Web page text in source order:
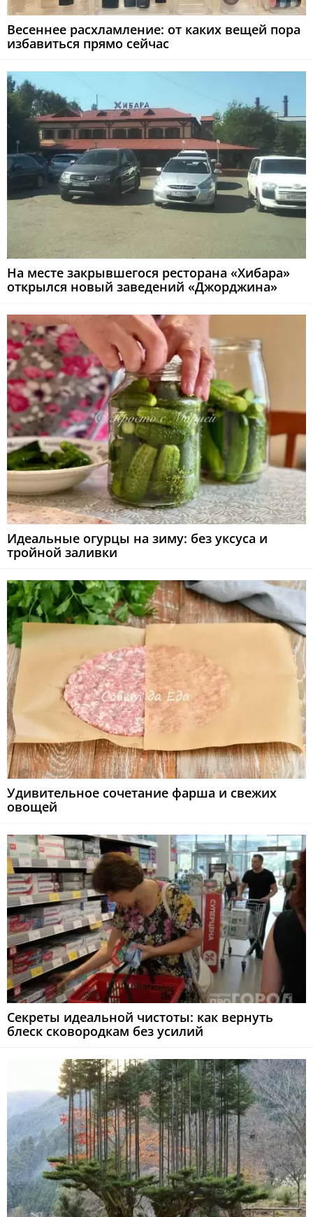
Весеннее расхламление: от каких вещей пора
избавиться прямо сейчас
На месте закрывшегося ресторана «Хибара»
открылся новый заведений «Джорджина»
Идеальные огурцы на зиму: без уксуса и
тройной заливки
Удивительное сочетание фарша и свежих
овощей
Секреты идеальной чистоты: как вернуть
блеск сковородкам без усилий